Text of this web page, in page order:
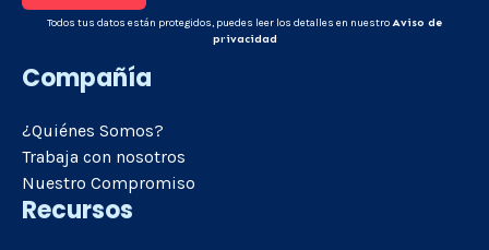
Todos tus datos están protegidos, puedes leer los detalles en nuestroAviso de
privacidad
Compañía
¿Quiénes Somos?
Trabaja con nosotros
Nuestro Compromiso
Recursos